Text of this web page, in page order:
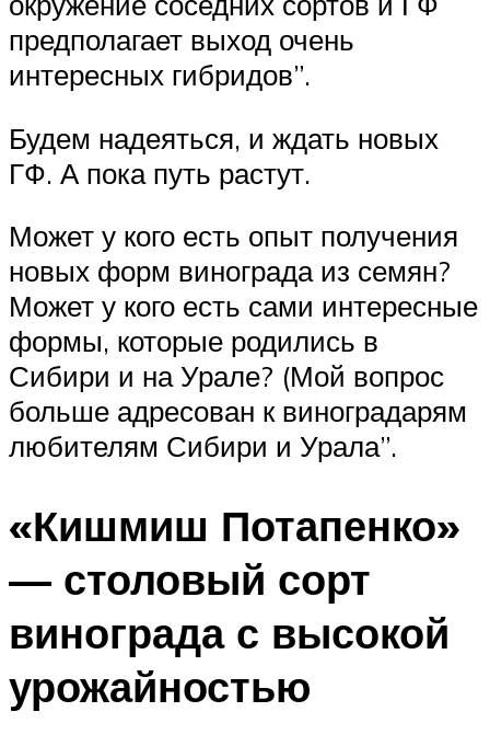
предполагает выход очень
интересных гибридов”.
Будем надеяться, и ждать новых
ГФ. А пока путь растут.
Может у кого есть опыт получения
новых форм винограда из семян?
Может у кого есть сами интересные
формы, которые родились в
Сибири и на Урале? (Мой вопрос
больше адресован к виноградарям
любителям Сибири и Урала”.
«Кишмиш Потапенко»
— столовый сорт
винограда с высокой
урожайностью